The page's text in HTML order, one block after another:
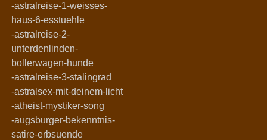
-astralreise-1-weisses-
haus-6-esstuehle
-astralreise-2-
unterdenlinden-
bollerwagen-hunde
-astralreise-3-stalingrad
-astralsex-mit-deinem-licht
-atheist-mystiker-song
-augsburger-bekenntnis-
satire-erbsuende